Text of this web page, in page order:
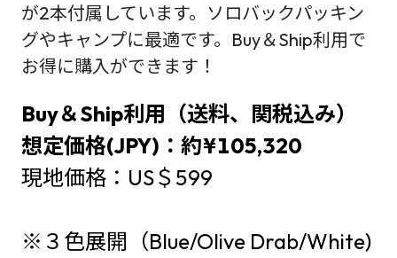
が2本付属しています。ソロバックパッキン
グやキャンプに最適です。Buy＆Ship利用で
お得に購入ができます！
Buy＆Ship利用（送料、関税込み）
想定価格(JPY)：約¥105,320
現地価格：US＄599
※３色展開（Blue/Olive Drab/White)